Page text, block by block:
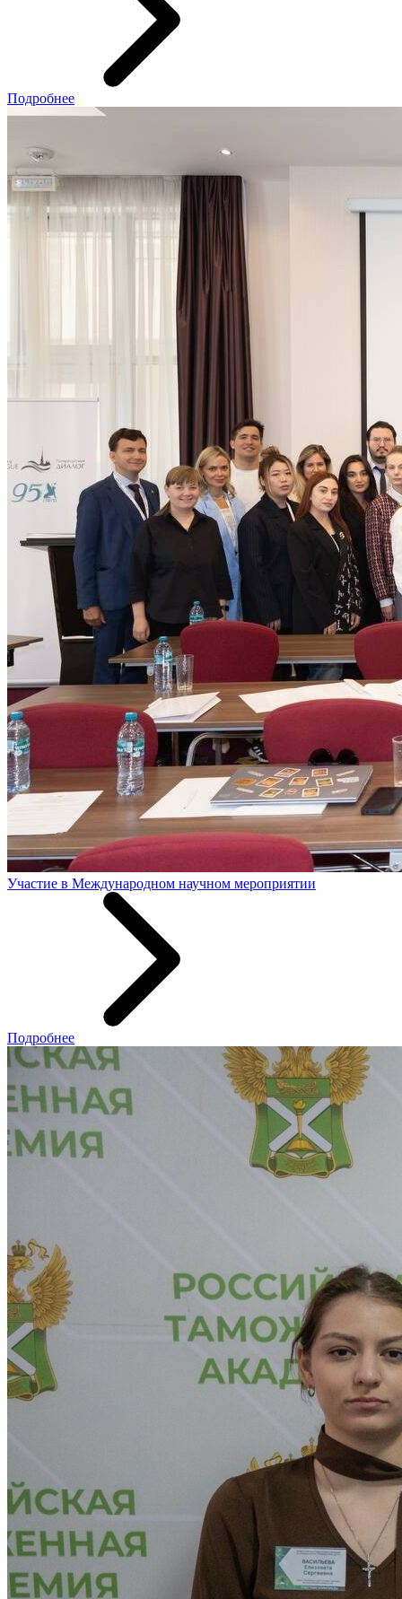
Подробнее
Участие в Международном научном мероприятии
Подробнее